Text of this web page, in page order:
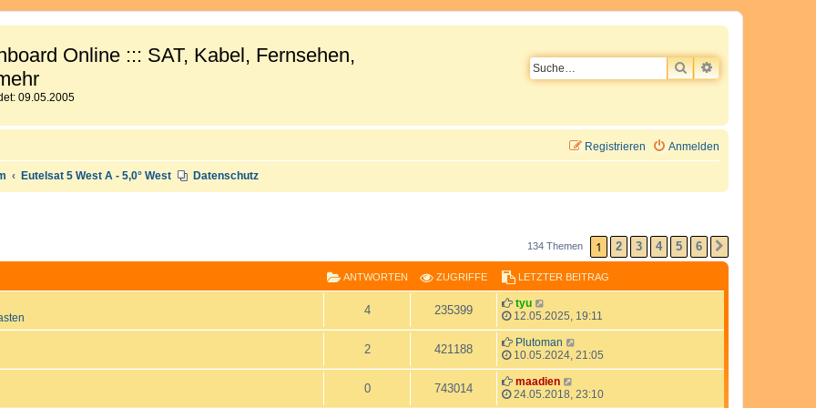
Online ::: SAT, Kabel, Fernsehen,
09.05.2005
SUCHEERWEITERTE
Anmelden
Registrieren
Eutelsat 5 West A - 5,0° West Datenschutz
SUCHE 134 Themen 1 2 3 4 5 6
ANTWORTEN ZUGRIFFE LETZTER BEITRAG
4A
w
235399Z
r
L
e
t
z
t
e
r
B
e
tyu
12.05.2025, 19:11
2A
421188Z
L
e
t
z
t
e
Plutoman
10.05.2024, 21:05
0A
743014Z
L
e
maadien
24.05.2018, 23:10